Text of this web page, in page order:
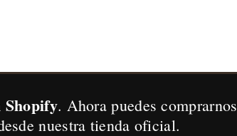
Shopify. Ahora puedes comprarnos
nuestra tienda oficial.